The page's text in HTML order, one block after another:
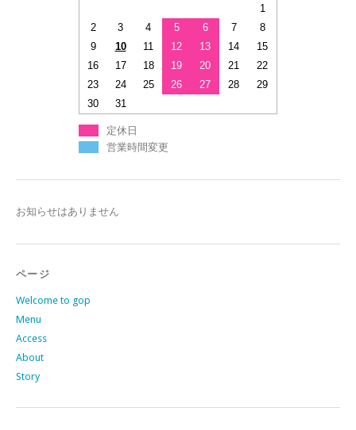
1
2
3 4 5 6 7
8
9
10 11 12 13 14
15
16
17 18 19 20 21
22
23
24 25 26 27 28
29
30
31
定休日
営業時間変更
お知らせはありません
ページ
Welcome to gop
Menu
Access
About
Story